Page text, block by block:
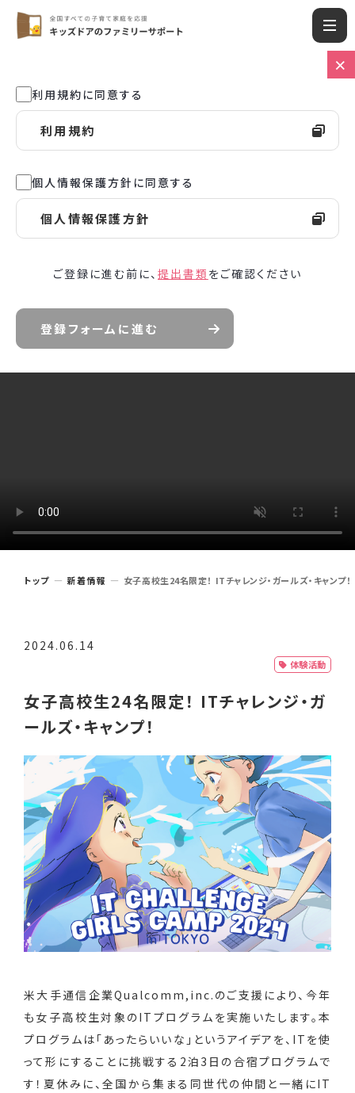
利用規約に同意する
利用規約
個人情報保護方針に同意する
個人情報保護方針
ご登録に進む前に、提出書類 をご確認ください
登録フォームに進む
トップ 新着情報 女子高校生24名限定！ ITチャレンジ・ガールズ・キャンプ！
2024.06.14
体験活動
女子高校生24名限定！ ITチャレンジ・ガ
ールズ・キャンプ！
米大手通信企業Qualcomm,inc.のご支援により、今年
も女子高校生対象のITプログラムを実施いたします。本
プログラムは「あったらいいな」というアイデアを、ITを使
って形にすることに挑戦する2泊3日の合宿プログラムで
す！夏休みに、全国から集まる同世代の仲間と一緒にIT